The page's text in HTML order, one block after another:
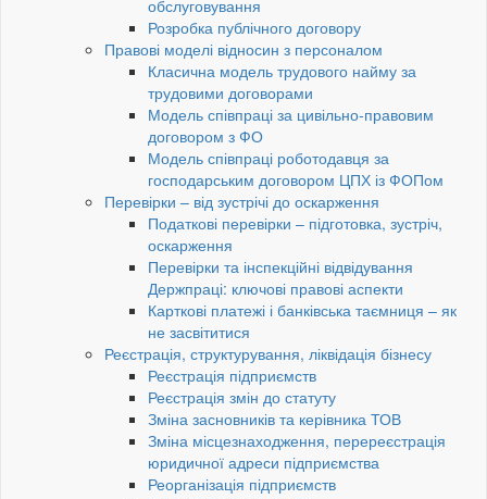
обслуговування
Розробка публічного договору
Правові моделі відносин з персоналом
Класична модель трудового найму за
трудовими договорами
Модель співпраці за цивільно-правовим
договором з ФО
Модель співпраці роботодавця за
господарським договором ЦПХ із ФОПом
Перевірки – від зустрічі до оскарження
Податкові перевірки – підготовка, зустріч,
оскарження
Перевірки та інспекційні відвідування
Держпраці: ключові правові аспекти
Карткові платежі і банківська таємниця – як
не засвітитися
Реєстрація, структурування, ліквідація бізнесу
Реєстрація підприємств
Реєстрація змін до статуту
Зміна засновників та керівника ТОВ
Зміна місцезнаходження, перереєстрація
юридичної адреси підприємства
Реорганізація підприємств